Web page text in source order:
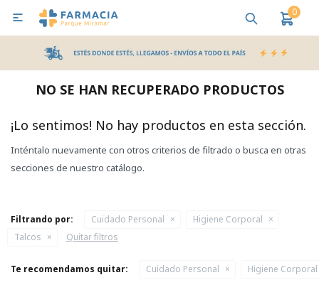
0

NO SE HAN RECUPERADO PRODUCTOS
¡Lo sentimos! No hay productos en esta sección.
Inténtalo nuevamente con otros criterios de filtrado o busca en otras
secciones de nuestro catálogo.
Filtrando por: Cuidado Personal
Higiene Corporal
Talcos
Quitar filtros
Te recomendamos quitar: Cuidado Personal Higiene Corporal
MI CUENTA
Bebes y Maternidad Salud
Pañales y Toallitas
Lactancia y Nutrición
Higiene y Bienestar